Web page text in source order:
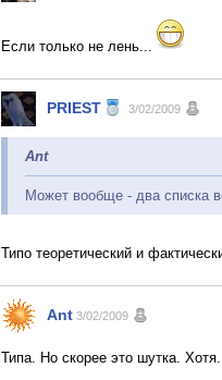
Если только не лень...
PRIEST 3/02/2009
Ant
Может вообще - два списка
Типо теоретический и
Ant 3/02/2009
Типа. Но скорее это шутка.